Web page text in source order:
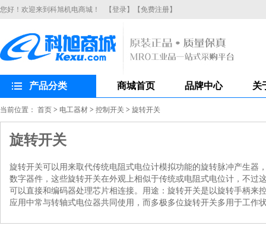
您好！欢迎来到科旭机电商城！ 【登录】 【免费注册】
产品分类 商城首页 品牌中心 关
当前位置： 首页 > 电工器材 > 控制开关 > 旋转开关
旋转开关
旋转开关可以用来取代传统电阻式电位计模拟功能的旋转脉冲产生
数字器件，这些旋转开关在外观上相似于传统或电阻式电位计，不
可以直接和编码器处理芯片相连接。用途：旋转开关是以旋转手柄
应用中常与转轴式电位器共同使用，而多极多位旋转开关多用于工作